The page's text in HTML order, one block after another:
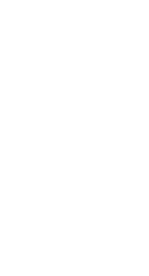
linha no cancro da
em doentes não
Garcia de Orta
menos do que no ano